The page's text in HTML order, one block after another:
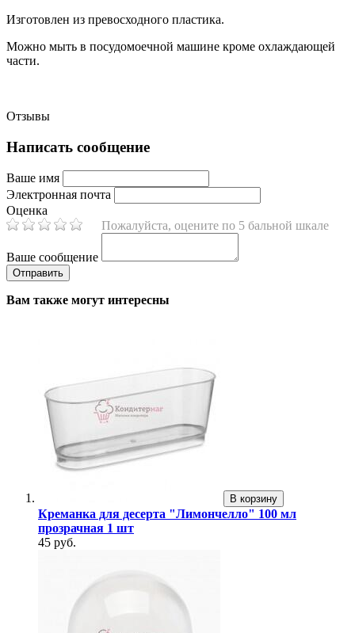
Изготовлен из превосходного пластика.
Можно мыть в посудомоечной машине кроме охлаждающей
части.
Отзывы
Написать сообщение
Ваше имя
Электронная почта
Оценка
Пожалуйста, оцените по 5 бальной шкале
Ваше сообщение
Вам также могут интересны
В корзину
Креманка для десерта "Лимончелло" 100 мл
прозрачная 1 шт
45 руб.